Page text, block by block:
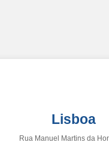
Lisboa
Rua Manuel Martins da